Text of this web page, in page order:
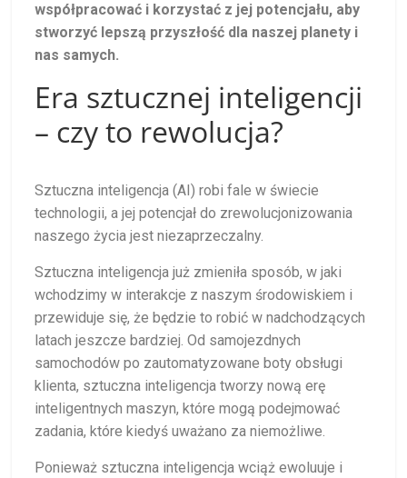
współpracować i korzystać z jej potencjału, aby
stworzyć lepszą przyszłość dla naszej planety i
nas samych.
Era sztucznej inteligencji
– czy to rewolucja?
Sztuczna inteligencja (AI) robi fale w świecie
technologii, a jej potencjał do zrewolucjonizowania
naszego życia jest niezaprzeczalny.
Sztuczna inteligencja już zmieniła sposób, w jaki
wchodzimy w interakcje z naszym środowiskiem i
przewiduje się, że będzie to robić w nadchodzących
latach jeszcze bardziej. Od samojezdnych
samochodów po zautomatyzowane boty obsługi
klienta, sztuczna inteligencja tworzy nową erę
inteligentnych maszyn, które mogą podejmować
zadania, które kiedyś uważano za niemożliwe.
Ponieważ sztuczna inteligencja wciąż ewoluuje i